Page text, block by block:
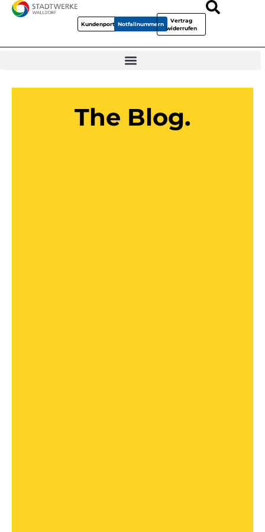
KundenportalNotfallnummern
Vertrag
widerrufen
The Blog.